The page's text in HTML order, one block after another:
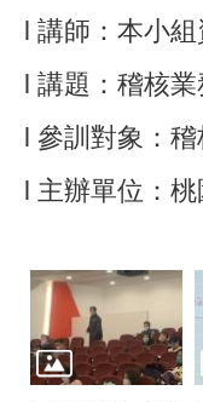
l 講師：本小
l 講題：稽核
l 參訓對象：
l 主辦單位：